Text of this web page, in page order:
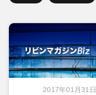
2017年01月31日